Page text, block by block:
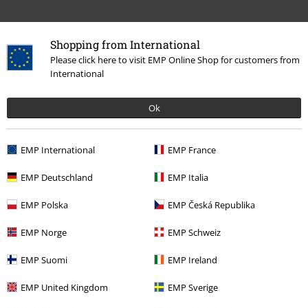
Shopping from International
Please click here to visit EMP Online Shop for customers from
International
Ok
EMP International EMP France
EMP Deutschland EMP Italia
EMP Polska EMP Česká Republika
EMP Norge EMP Schweiz
EMP Suomi EMP Ireland
EMP United Kingdom EMP Sverige
Thrash Metal
Newsletter
Zapisz się teraz i zyskaj Voucher 15%Zobacz